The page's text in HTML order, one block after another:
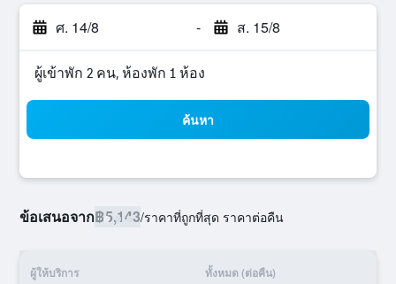
ศ. 14/8 - ส. 15/8
ผู้เข้าพัก 2 คน, ห้องพัก 1 ห้อง
ค้นหา
ข้อเสนอจาก฿5,143/ราคาที่ถูกที่สุด ราคาต่อคืน
ผู้ให้บริการ ทั้งหมด (ต่อคืน)